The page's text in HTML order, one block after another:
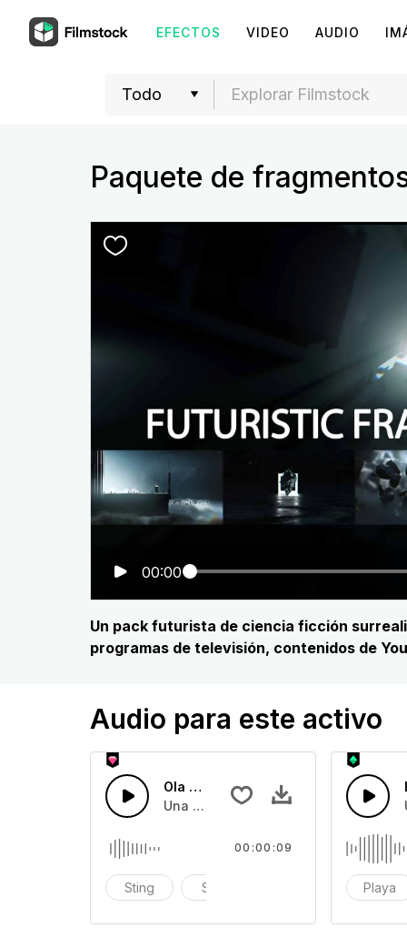
EFECTOS VIDEO AUDIO
Paquete de
00:00
Un pack futurista de ciencia ficción
programas de televisión, contenidos de
Audio para este activo
Ola de viento fuerte Sting
Una oleada de viento con
Sting Stab
00:00:09
Playa